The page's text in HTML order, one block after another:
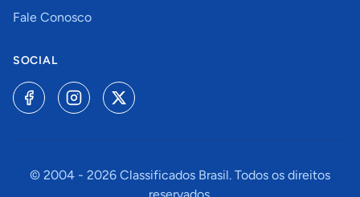
Fale Conosco
SOCIAL
© 2004 - 2026 Classificados Brasil. Todos os direitos